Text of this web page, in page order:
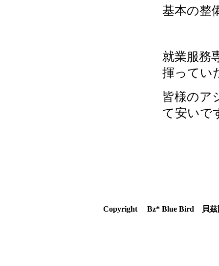
基本の整
就業服務
揮ってい
皆様のア
て安いで
Copyright Bz* Blue Bird 貝茲